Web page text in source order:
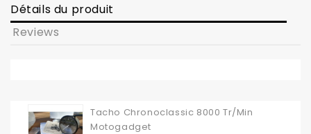
Détails du produit
Reviews
Tacho Chronoclassic 8000 Tr/min
Motogadget